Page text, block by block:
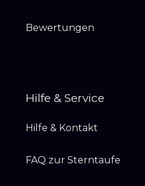
Bewertungen
Hilfe & Service
Hilfe & Kontakt
FAQ zur Sterntaufe